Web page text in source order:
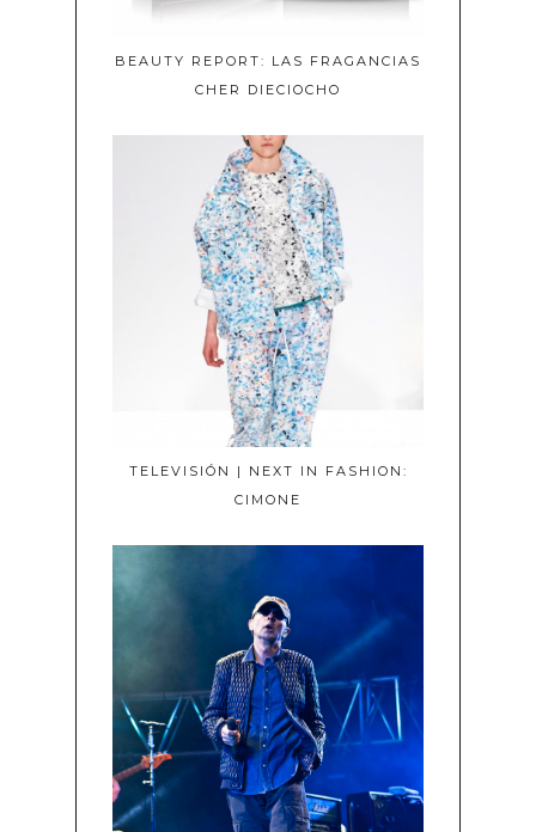
BEAUTY REPORT: LAS FRAGANCIAS
CHER DIECIOCHO
TELEVISIÓN | NEXT IN FASHION:
CIMONE